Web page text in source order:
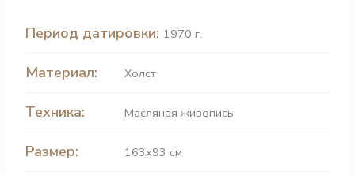
Период датировки: 1970 г.
Материал: Холст
Техника: Масляная живопись
Размер: 163х93 см